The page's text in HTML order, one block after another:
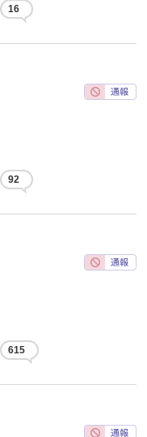
16
92
615